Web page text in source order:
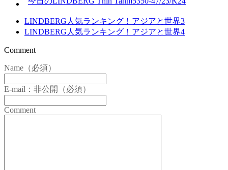
LINDBERG人気ランキング！アジアと世界3
LINDBERG人気ランキング！アジアと世界4
Comment
Name（必須）
E-mail：非公開（必須）
Comment